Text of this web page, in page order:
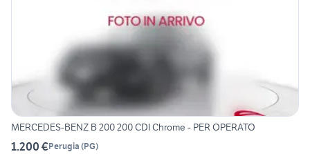
MERCEDES-BENZ B 200 200 CDI Chrome - PER OPERATO
1.200 €Perugia (PG)